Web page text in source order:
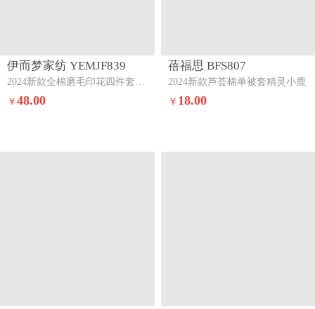
伊而梦家纺 YEMJF839
2024新款全棉磨毛印花四件套系列单品被套安东尼-绿
￥48.00
蓓福思 BFS807
2024新款芦荟棉单被套精灵小鹿
￥ 18.00